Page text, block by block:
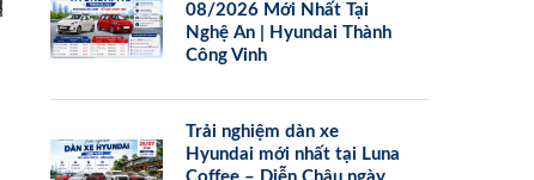
08/2026 Mới Nhất Tại
Nghệ An | Hyundai Thành
Công Vinh
Trải nghiệm dàn xe
Hyundai mới nhất tại Luna